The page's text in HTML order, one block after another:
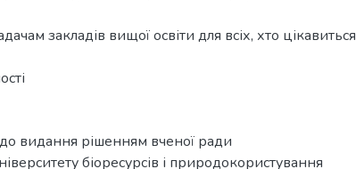
закладів вищої освіти для всіх, хто цікавиться
видання рішенням вченої ради
біоресурсів і природокористування